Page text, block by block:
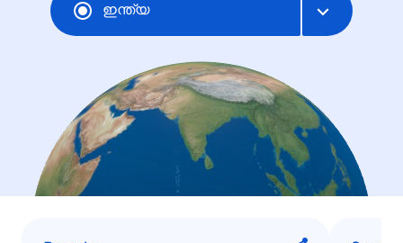
ഇന്ത്യ